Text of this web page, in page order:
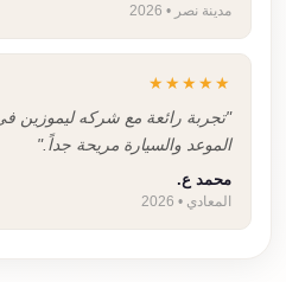
مدينة نصر • 2026
★★★★★
"تجربة رائعة مع شركه ليموزين
الموعد والسيارة مريحة جداً."
محمد ع.
المعادي • 2026